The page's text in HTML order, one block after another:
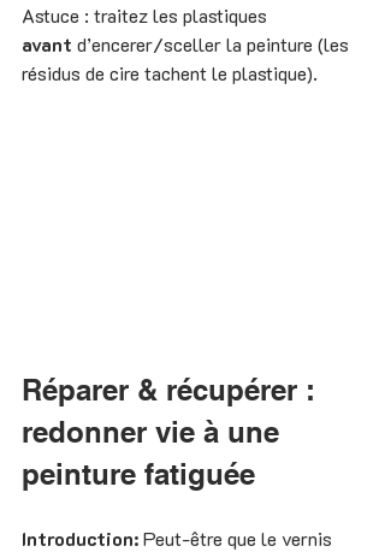
Astuce : traitez les plastiques
avant d’encerer/sceller la peinture (les
résidus de cire tachent le plastique).
Réparer & récupérer :
redonner vie à une
peinture fatiguée
Introduction: Peut-être que le vernis